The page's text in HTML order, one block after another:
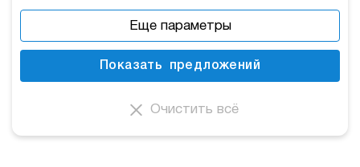
Очистить всё
Еще параметры
Показать предложений